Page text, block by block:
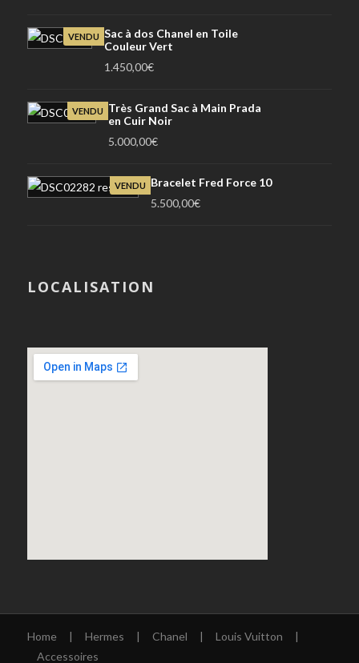
VENDU Sac à dos Chanel en Toile
Couleur Vert
1.450,00€
VENDU
Très Grand Sac à Main Prada
en Cuir Noir
5.000,00€
VENDU
Bracelet Fred Force 10
5.500,00€
LOCALISATION
Home | Hermes | Chanel | Louis Vuitton
|
Accessoires